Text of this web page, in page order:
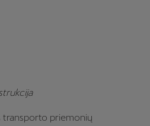
transporto priemonių